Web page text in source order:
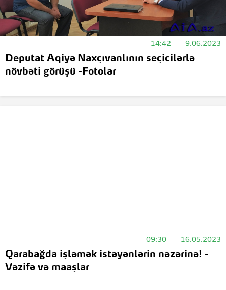
14:42 9.06.2023
Deputat Aqiyə Naxçıvanlının seçicilərlə
növbəti görüşü -Fotolar
09:30 16.05.2023
Qarabağda işləmək istəyənlərin nəzərinə! -
Vəzifə və maaşlar